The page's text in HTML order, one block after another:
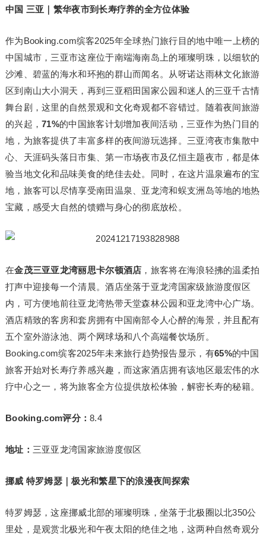
中国 三亚｜繁华夜市到长寿疗养的全方位体验
作为Booking.com缤客2025年全球热门旅行目的地中唯一上榜的
中国城市，三亚市这座位于南端海南岛上的璀璨明珠，以细软的
沙滩、碧蓝的海水和环抱的群山而闻名。从呀诺达雨林文化旅游
区到南山大小洞天，再到三亚稻田国家公园和迷人的三亚千古情
舞台剧，这里的自然景观和文化奇观都不容错过。随着夜间旅游
的兴起，71%的中国旅客计划增加夜间活动，三亚作为热门目的
地，为旅客提供了丰富多样的夜间游玩选择。三亚湾夜市集散中
心、天涯码头落日市集、第一市场夜市及亿恒主题夜市，都是体
验当地文化和品味美食的绝佳去处。同时，在这片温泉遍布的宝
地，旅客可以尽情享受南田温泉、亚龙湾和蜈支洲岛等地的地热
宝藏，感受大自然的馈赠与身心的彻底放松。
在金茂三亚亚龙湾丽思卡尔顿酒店 ，旅客将在海浪轻拂的温柔拍
打声中迎接每一个清晨。酒店坐落于亚龙湾国家级旅游度假区
内，可方便地前往亚龙湾热带天堂森林公园和亚龙湾中心广场。
酒店精致的客房和套房拥有中国南部令人心醉的海景，并且配有
五个室外游泳池、两个网球场和八个高端餐饮场所。
Booking.com缤客2025年未来旅行趋势报告显示，有65%的中国
旅客开始对长寿疗养感兴趣，而这家酒店拥有该地区最宏伟的水
疗中心之一，将为旅客全方位提供放松体验，解密长寿的秘籍。
Booking.com评分：8.4
地址： 三亚亚龙湾国家旅游度假区
挪威 特罗姆瑟｜极光和繁星下的浪漫夜间探索
特罗姆瑟，这座挪威北部的璀璨明珠，坐落于北极圈以北350公
里处，是观赏北极光和午夜太阳的绝佳之地，这两种自然奇观分